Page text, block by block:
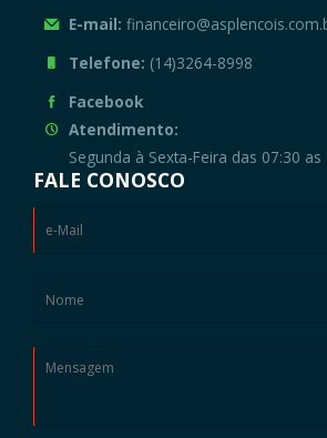
E-mail:
Telefone: (14)3264-8998
Facebook
Atendimento:
Segunda à Sexta-Feira das 07:30 as
FALE CONOSCO